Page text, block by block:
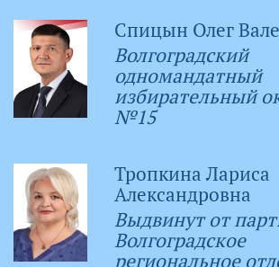
Спицын Олег
Волгоградский
одномандатный
избирательный
№15
Тропкина Лариса
Александровна
Выдвинут от
Волгоградское
региональное